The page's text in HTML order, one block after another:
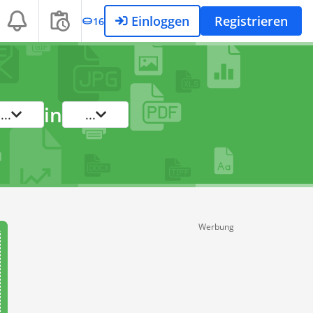
16 Einloggen Registrieren
... in ...
Werbung